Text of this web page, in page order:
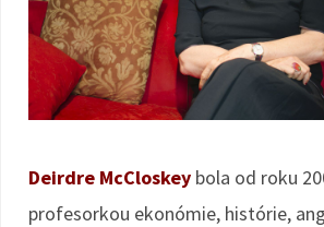
Deirdre McCloskey bola od roku
profesorkou ekonómie, histórie,